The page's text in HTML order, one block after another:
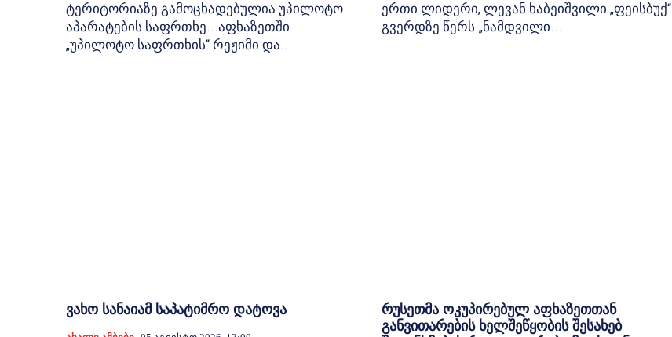
ტერიტორიაზე გამოცხადებულია უპილოტო
აპარატების საფრთხე...აფხაზეთში
„უპილოტო საფრთხის“ რეჟიმი და...
ერთი ლიდერი, ლევან ხაბეიშვილი „ფეისბუქ“
გვერდზე წერს.„ნამდვილი...
ვახო სანაიამ საპატიმრო დატოვა
რუსეთმა ოკუპირებულ აფხაზეთთან
განვითარების ხელშეწყობის შესახებ